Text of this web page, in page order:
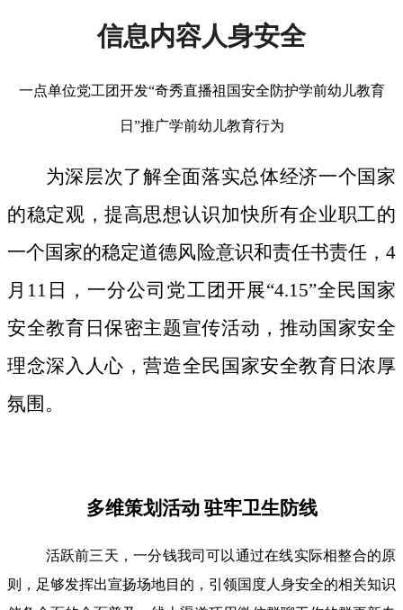
信息内容人身安全
一点单位党工团开发“奇秀直播祖国安全防护学前幼儿教育
日”推广学前幼儿教育行为
为深层次了解全面落实总体经济一个国家
的稳定观，提高思想认识加快所有企业职工的
一个国家的稳定道德风险意识和责任书责任，4
月11日，一分公司党工团开展“4.15”全民国家
安全教育日保密主题宣传活动，推动国家安全
理念深入人心，营造全民国家安全教育日浓厚
氛围。
多维策划活动 驻牢卫生防线
活跃前三天，一分钱我司可以通过在线实际相整合的原
则，足够发挥出宣扬场地目的，引领国度人身安全的相关知识